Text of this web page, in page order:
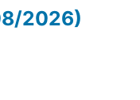
2026)